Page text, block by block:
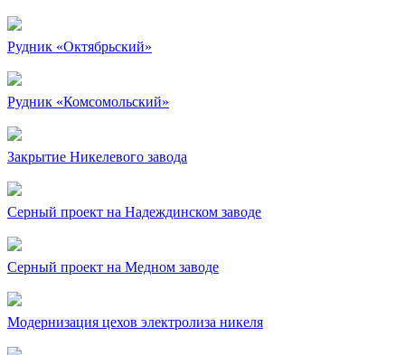
Рудник «Октябрьский»
Рудник «Комсомольский»
Закрытие Никелевого завода
Серный проект на Надеждинском заводе
Серный проект на Медном заводе
Модернизация цехов электролиза никеля